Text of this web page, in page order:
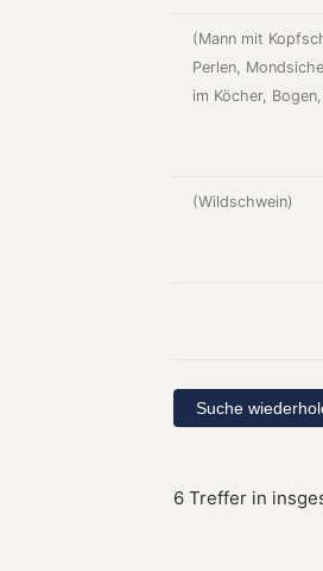
(Mann mit
Perlen,
im Köcher,
(Wildschwein)
6 Treffer in